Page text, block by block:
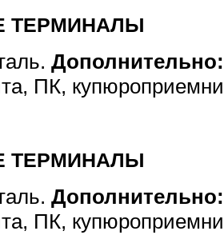
ТЕРМИНАЛЫ
Дополнительно:
ПК,
ТЕРМИНАЛЫ
Дополнительно:
ПК,